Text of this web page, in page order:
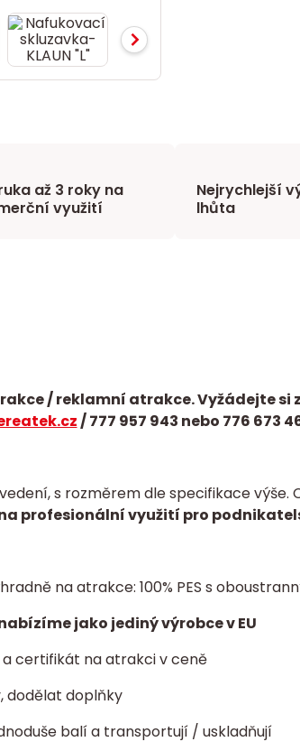
až 3 roky na
využití
Nejrychlejší
lhůta
/ reklamní atrakce. Vyžádejte si
/777 957 943 nebo 776 673
s rozměrem dle specifikace výše.
na profesionální využití pro
na atrakce: 100% PES s
jako jediný výrobce v EU
certifikát na atrakci v ceně
dodělat doplňky
balí a transportují / uskladňují